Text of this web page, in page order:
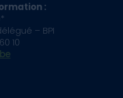
:
– BPI
10